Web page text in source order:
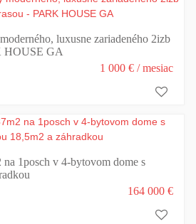
luxusne zariadeného 2izb
HOUSE GA
1 000 € / mesiac
1posch v 4-bytovom dome s
164 000 €